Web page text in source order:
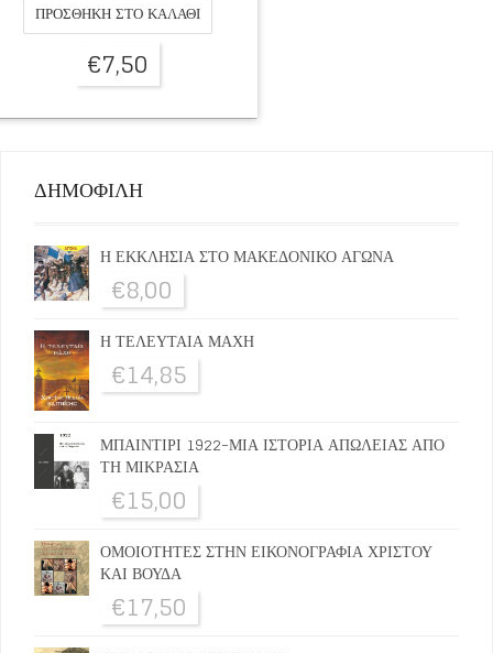
ΠΡΟΣΘΉΚΗ ΣΤΟ ΚΑΛΆΘΙ
€7,50
ΔΗΜΟΦΙΛΗ
Η ΕΚΚΛΗΣΙΑ ΣΤΟ ΜΑΚΕΔΟΝΙΚΟ ΑΓΩΝΑ
€8,00
Η ΤΕΛΕΥΤΑΙΑ ΜΑΧΗ
€14,85
ΜΠΑΙΝΤΙΡΙ 1922-ΜΙΑ ΙΣΤΟΡΙΑ ΑΠΩΛΕΙΑΣ ΑΠΟ
ΤΗ ΜΙΚΡΑΣΙΑ
€15,00
ΟΜΟΙΟΤΗΤΕΣ ΣΤΗΝ ΕΙΚΟΝΟΓΡΑΦΙΑ ΧΡΙΣΤΟΥ
ΚΑΙ ΒΟΥΔΑ
€17,50